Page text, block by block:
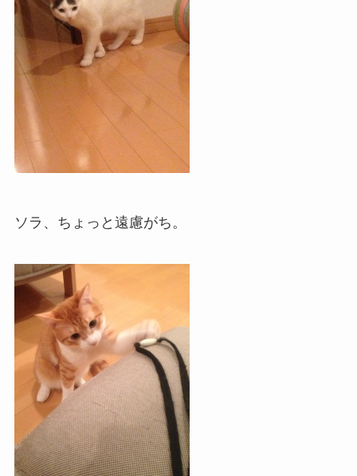
ソラ、ちょっと遠慮がち。